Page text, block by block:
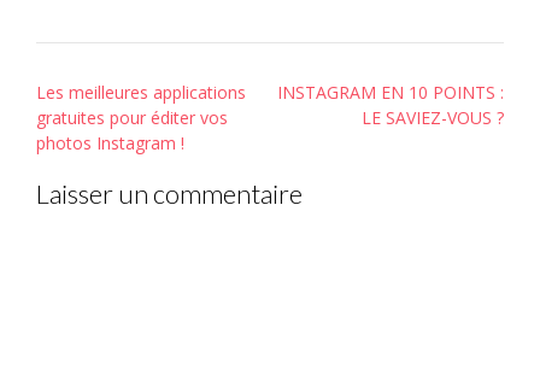
Post
navigation
Les meilleures applications
gratuites pour éditer vos
photos Instagram !
INSTAGRAM EN 10 POINTS :
LE SAVIEZ-VOUS ?
Laisser un commentaire